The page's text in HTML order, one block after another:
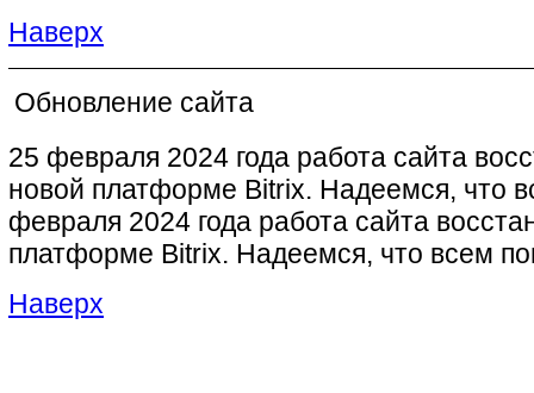
Наверх
Обновление сайта
25 февраля 2024 года работа сайта
новой платформе Bitrix. Надеемся, что
февраля 2024 года работа сайта
платформе Bitrix. Надеемся, что всем
Наверх